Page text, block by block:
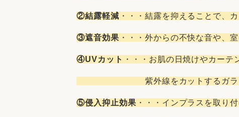
②結露軽減 ・・・結露を抑えることで、
③遮音効果 ・・・外からの不快な音や、
④UVカット ・・・お肌の日焼けやカーテ
紫外線をカットするガラスは約
⑤侵入抑止効果 ・・・インプラスを取り